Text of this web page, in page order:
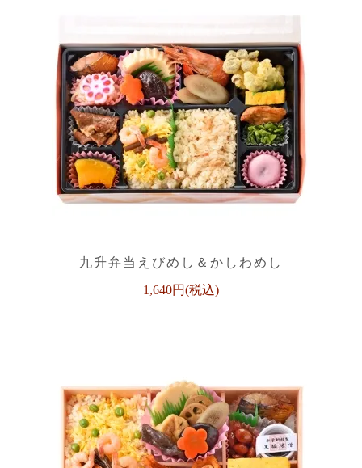
九升弁当えびめし＆かしわめし
1,640円(税込)